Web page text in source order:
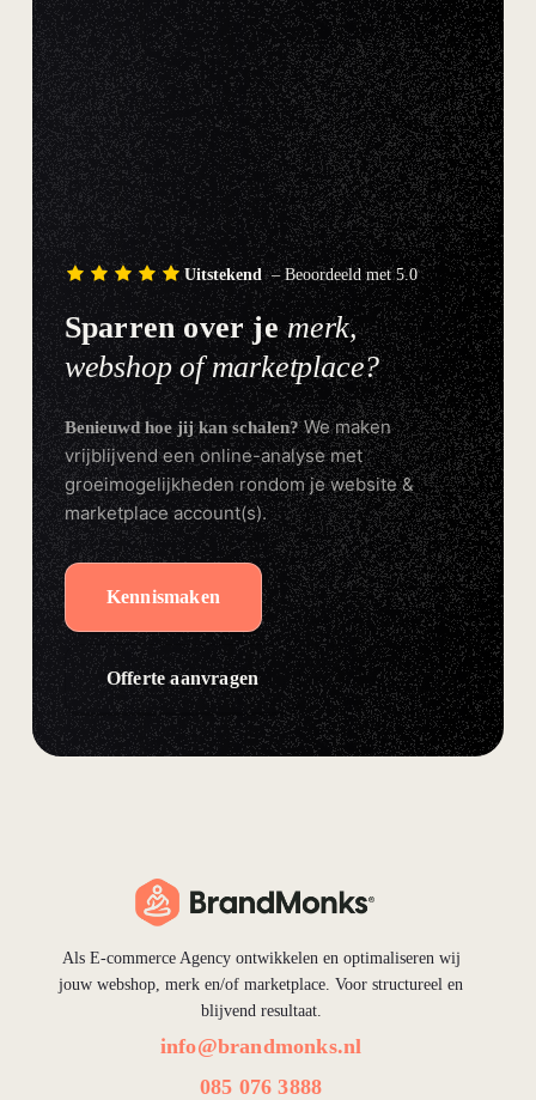
Uitstekend– Beoordeeld met 5.0
Sparren over jemerk,
webshop of marketplace?
Benieuwd hoe jij kan schalen?We maken
vrijblijvend een online-analyse met
groeimogelijkheden rondom je website &
marketplace account(s).
Kennismaken
Offerte aanvragen
Als E-commerce Agency ontwikkelen en optimaliseren wij
jouw webshop, merk en/of marketplace. Voor structureel en
blijvend resultaat.
info@brandmonks.nl
085 076 3888